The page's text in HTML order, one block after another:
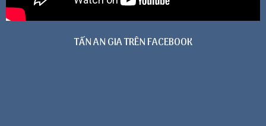
TẤN AN GIA TRÊN FACEBOOK